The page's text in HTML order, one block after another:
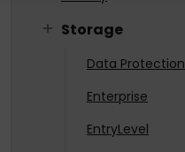
Storage
Data Protection
Enterprise
EntryLevel